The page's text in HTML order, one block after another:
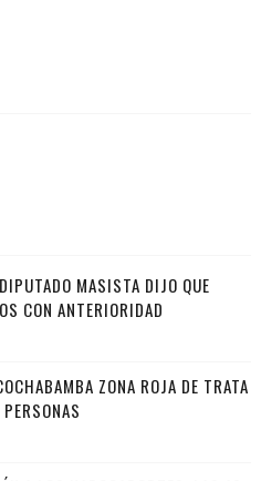
MASISTA DIJO QUE
CON ANTERIORIDAD
ZONA ROJA DE TRATA